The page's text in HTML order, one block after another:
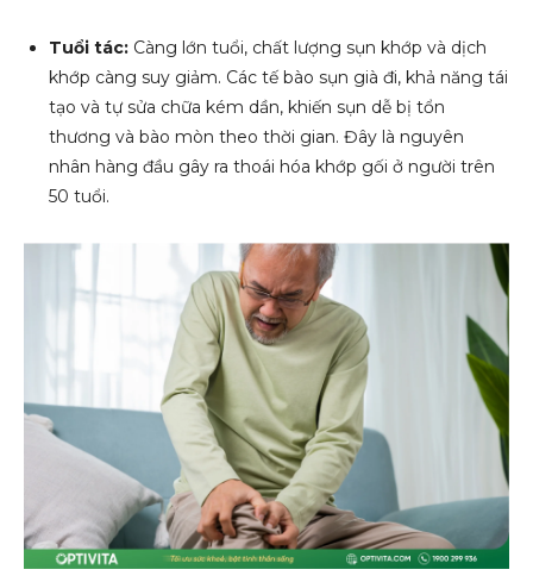
Tuổi tác: Càng lớn tuổi, chất lượng sụn khớp và dịch
khớp càng suy giảm. Các tế bào sụn già đi, khả năng tái
tạo và tự sửa chữa kém dần, khiến sụn dễ bị tổn
thương và bào mòn theo thời gian. Đây là nguyên
nhân hàng đầu gây ra thoái hóa khớp gối ở người trên
50 tuổi.